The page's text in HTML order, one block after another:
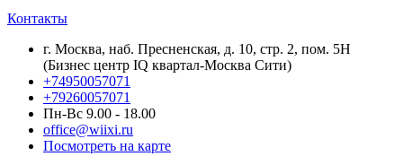
Контакты
г. Москва, наб. Пресненская, д. 10, стр. 2, пом. 5Н
(Бизнес центр IQ квартал-Москва Сити)
+74950057071
+79260057071
Пн-Вс 9.00 - 18.00
office@wiixi.ru
Посмотреть на карте